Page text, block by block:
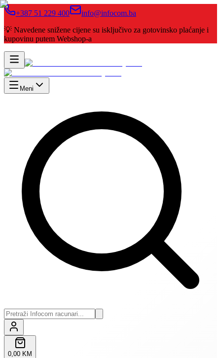
+387 51 229 400
info@infocom.ba
💡 Navedene snižene cijene su isključivo za gotovinsko plaćanje i
kupovinu putem Webshop-a
Meni
0,00 KM